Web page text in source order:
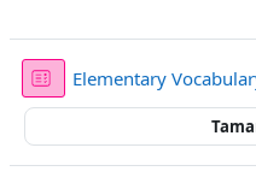
Elementary